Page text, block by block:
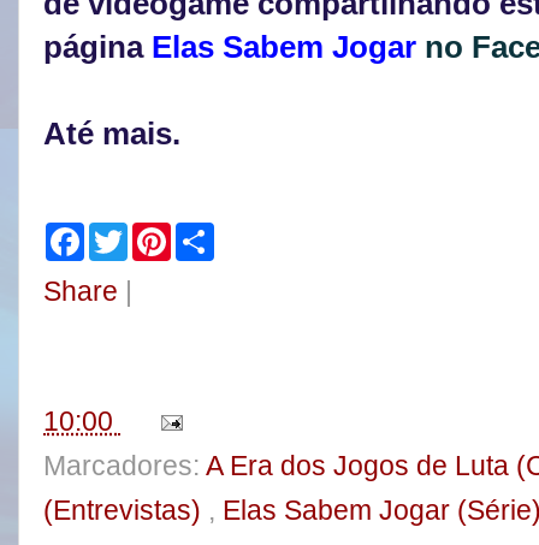
página Elas Sabem Jogar no
Até mais.
F
e
T
w
t
P
Share |
10:00
Marcadores: A Era dos Jogos de Luta
(Entrevistas) , Elas Sabem Jogar